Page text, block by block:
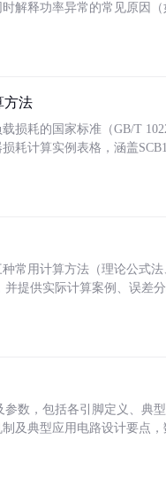
解释功率异常的常见原因
方法
损耗的国家标准（GB/T
耗计算实例表格，涵盖
常用计算方法（理论公式
并提供实际计算案例、误差
参数，包括各引脚定义、典
及典型应用电路设计要点